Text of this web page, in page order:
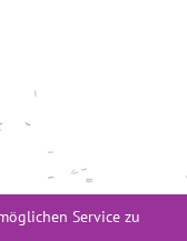
des Bundes und die
Service zu